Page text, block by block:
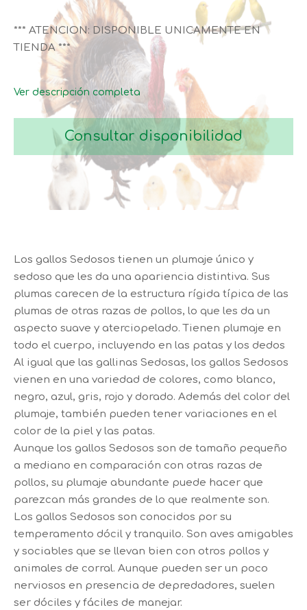
*** ATENCION: DISPONIBLE UNICAMENTE EN
TIENDA ***
Ver descripción completa
Consultar disponibilidad
Los gallos Sedosos tienen un plumaje único y
sedoso que les da una apariencia distintiva. Sus
plumas carecen de la estructura rígida típica de las
plumas de otras razas de pollos, lo que les da un
aspecto suave y aterciopelado. Tienen plumaje en
todo el cuerpo, incluyendo en las patas y los dedos
Al igual que las gallinas Sedosas, los gallos Sedosos
vienen en una variedad de colores, como blanco,
negro, azul, gris, rojo y dorado. Además del color del
plumaje, también pueden tener variaciones en el
color de la piel y las patas.
Aunque los gallos Sedosos son de tamaño pequeño
a mediano en comparación con otras razas de
pollos, su plumaje abundante puede hacer que
parezcan más grandes de lo que realmente son.
Los gallos Sedosos son conocidos por su
temperamento dócil y tranquilo. Son aves amigables
y sociables que se llevan bien con otros pollos y
animales de corral. Aunque pueden ser un poco
nerviosos en presencia de depredadores, suelen
ser dóciles y fáciles de manejar.